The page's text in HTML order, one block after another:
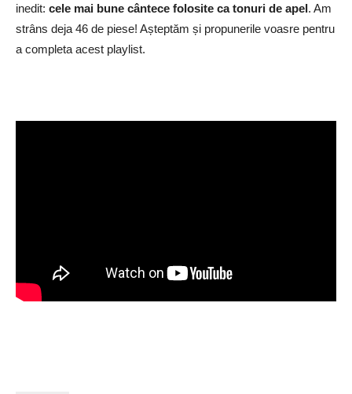
inedit: cele mai bune cântece folosite ca tonuri de apel. Am
strâns deja 46 de piese! Așteptăm și propunerile voasre pentru
a completa acest playlist.